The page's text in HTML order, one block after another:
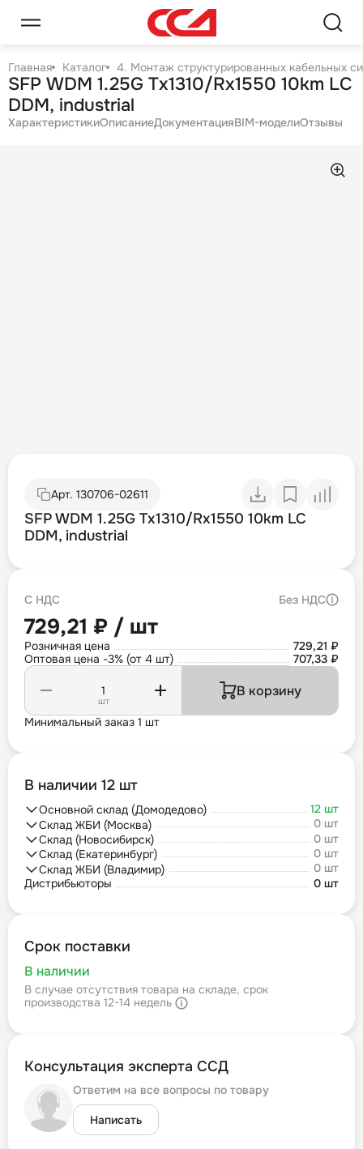
Главная Каталог 4. Монтаж структурированных кабельных
SFP WDM 1.25G Tx1310/Rx1550 10km LC
DDM, industrial
ХарактеристикиОписаниеДокументацияBIM-моделиОтзывы
Арт. 130706-02611
SFP WDM 1.25G Tx1310/Rx1550 10km LC
DDM, industrial
С НДС Без НДС
729,21 ₽ / шт
Розничная цена
729,21 ₽
Оптовая цена -3% (от 4 шт)
707,33 ₽
шт
В корзину
Минимальный заказ 1 шт
В наличии 12 шт
Основной склад (Домодедово)
12 шт
Склад ЖБИ (Москва)
0 шт
Склад (Новосибирск)
0 шт
Склад (Екатеринбург)
0 шт
Склад ЖБИ (Владимир)
0 шт
Дистрибьюторы
0 шт
Срок поставки
В наличии
В случае отсутствия товара на складе, срок
производства 12-14 недель
Консультация эксперта ССД
Ответим на все вопросы по товару
Написать